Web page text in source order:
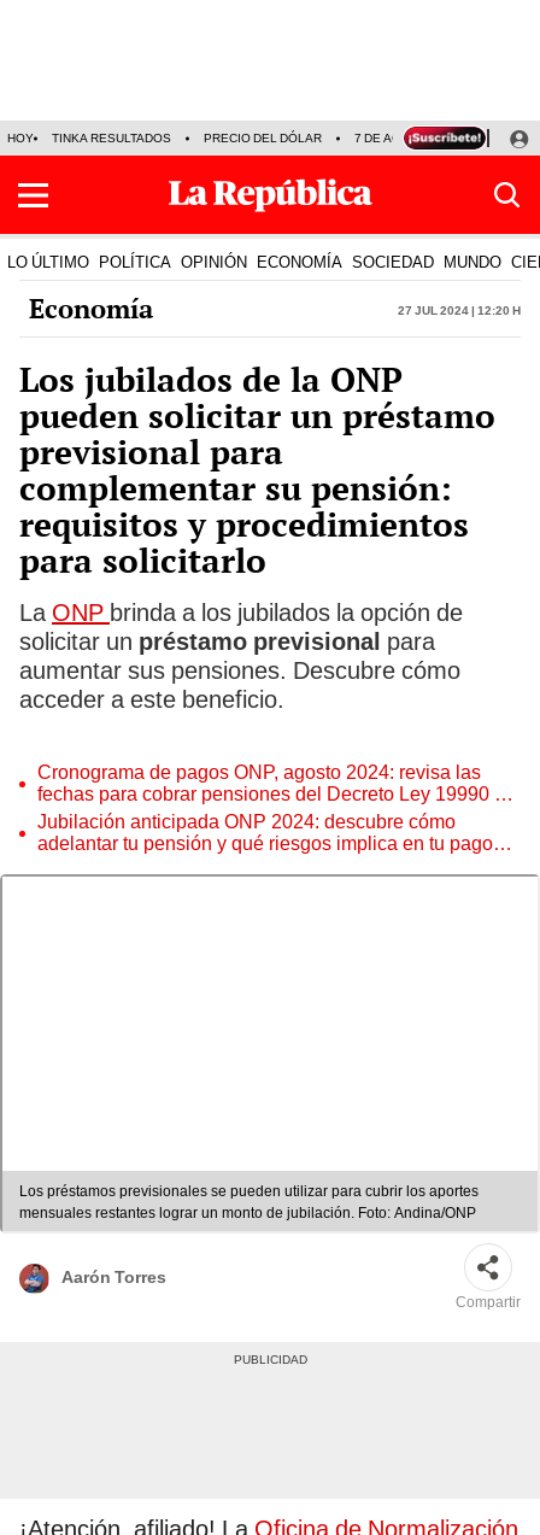
HOY TINKA RESULTADOS PRECIO DEL DÓLAR 7 DE AGOSTO OLLANTA
LO ÚLTIMO POLÍTICA OPINIÓN ECONOMÍA SOCIEDAD MUNDO
Economía 27 Jul 2024 | 12:20 h
Los jubilados de la ONP
pueden solicitar un préstamo
previsional para
complementar su pensión:
requisitos y procedimientos
para solicitarlo
La ONP brinda a los jubilados la opción de
solicitar un préstamo previsional para
aumentar sus pensiones. Descubre cómo
acceder a este beneficio.
Cronograma de pagos ONP, agosto 2024: revisa las
fechas para cobrar pensiones del Decreto Ley 19990 y
más
Jubilación anticipada ONP 2024: descubre cómo
adelantar tu pensión y qué riesgos implica en tu pago
Los préstamos previsionales se pueden utilizar para cubrir los aportes
mensuales restantes lograr un monto de jubilación. Foto: Andina/ONP
Aarón Torres
Compartir